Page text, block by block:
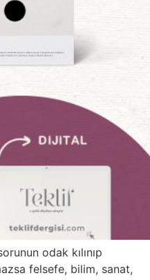
odak kılınıp
felsefe, bilim, sanat,